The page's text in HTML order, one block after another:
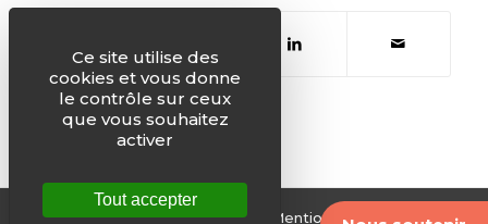
© Justice & Paix -Plan du site Mentions légales
Ce site utilise des
cookies et vous donne
le contrôle sur ceux
que vous souhaitez
activer
Tout accepter